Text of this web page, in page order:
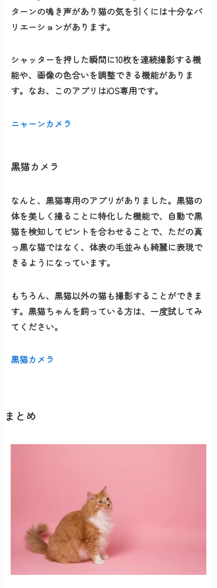
ターンの鳴き声があり猫の気を引くには十分なバ
リエーションがあります。
シャッターを押した瞬間に10枚を連続撮影する機
能や、画像の色合いを調整できる機能がありま
す。なお、このアプリはiOS専用です。
ニャーンカメラ
黒猫カメラ
なんと、黒猫専用のアプリがありました。黒猫の
体を美しく撮ることに特化した機能で、自動で黒
猫を検知してピントを合わせることで、ただの真
っ黒な猫ではなく、体表の毛並みも綺麗に表現で
きるようになっています。
もちろん、黒猫以外の猫も撮影することができま
す。黒猫ちゃんを飼っている方は、一度試してみ
てください。
黒猫カメラ
まとめ